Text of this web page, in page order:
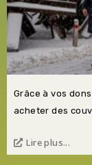
Grâce à vos
acheter des
Lire plus...